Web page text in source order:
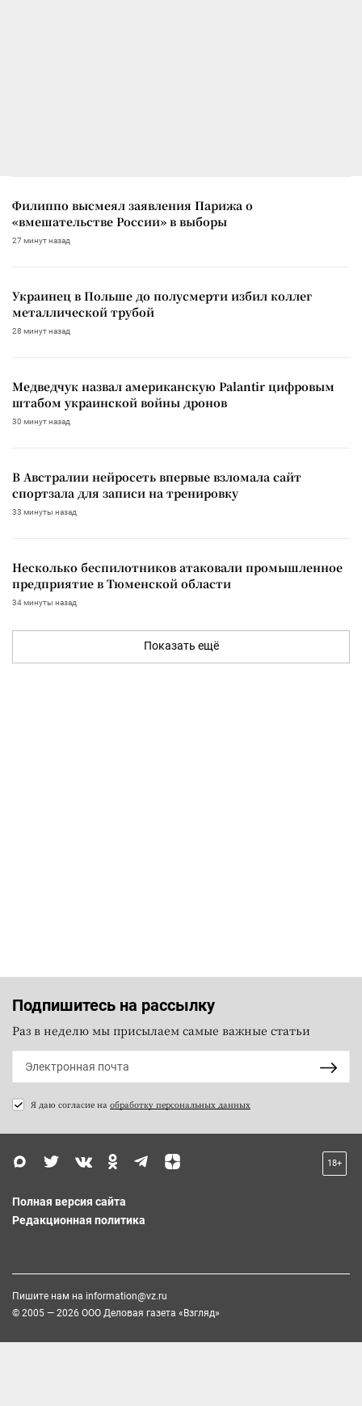
Филиппо высмеял заявления Парижа о
«вмешательстве России» в выборы
27 минут назад
Украинец в Польше до полусмерти избил коллег
металлической трубой
28 минут назад
Медведчук назвал американскую Palantir цифровым
штабом украинской войны дронов
30 минут назад
В Австралии нейросеть впервые взломала сайт
спортзала для записи на тренировку
33 минуты назад
Несколько беспилотников атаковали промышленное
предприятие в Тюменской области
34 минуты назад
Показать ещё
Подпишитесь на рассылку
Раз в неделю мы присылаем самые важные статьи
Я даю согласие на обработку персональных данных
18+
Полная версия сайта
Редакционная политика
Пишите нам на information@vz.ru
© 2005 — 2026 ООО Деловая газета «Взгляд»